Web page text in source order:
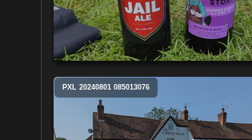
PXL 20240801 085013076